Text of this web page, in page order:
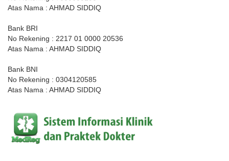
Atas Nama : AHMAD SIDDIQ
Bank BRI
No Rekening : 2217 01 0000 20536
Atas Nama : AHMAD SIDDIQ
Bank BNI
No Rekening : 0304120585
Atas Nama : AHMAD SIDDIQ